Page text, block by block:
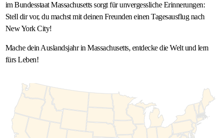
im Bundesstaat Massachusetts sorgt für unvergessliche Erinnerungen:
Stell dir vor, du machst mit deinen Freunden einen Tagesausflug nach
New York City!
Mache dein Auslandsjahr in Massachusetts, entdecke die Welt und lern
fürs Leben!